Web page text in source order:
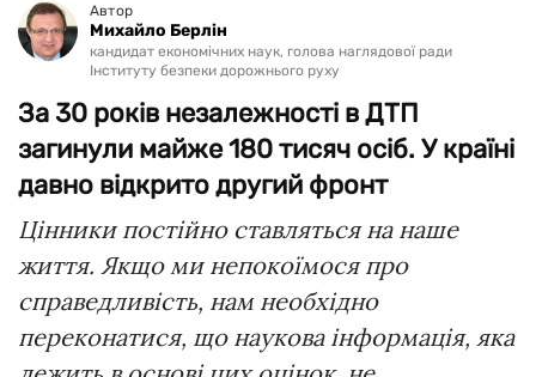
Автор
Михайло Берлін
кандидат економічних наук, голова наглядової ради
Інституту безпеки дорожнього руху
За 30 років незалежності в ДТП
загинули майже 180 тисяч осіб. У країні
давно відкрито другий фронт
Цінники постійно ставляться на наше
життя. Якщо ми непокоїмося про
справедливість, нам необхідно
переконатися, що наукова інформація, яка